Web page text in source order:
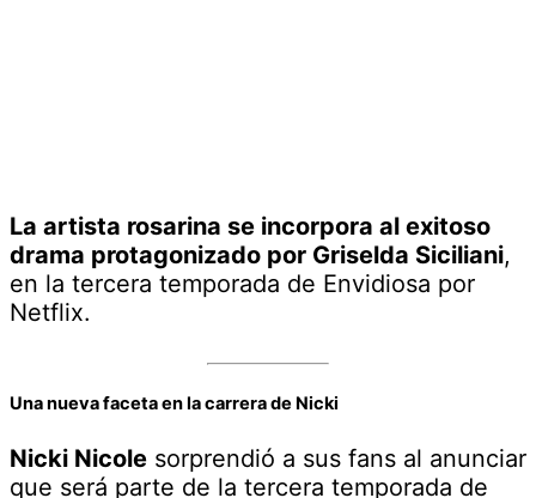
La artista rosarina se incorpora al exitoso
drama protagonizado por Griselda Siciliani,
en la tercera temporada de Envidiosa por
Netflix.
Una nueva faceta en la carrera de Nicki
Nicki Nicole sorprendió a sus fans al anunciar
que será parte de la tercera temporada de